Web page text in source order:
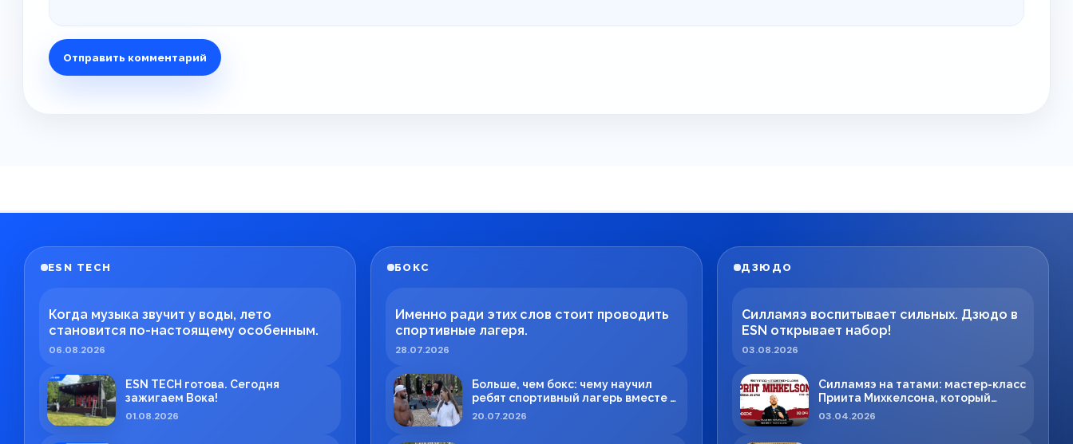
ESN TECH
Когда музыка звучит у воды, лето
становится по-настоящему особенным.
06.08.2026
ESN TECH готова. Сегодня
зажигаем Вока!
01.08.2026
БОКС
Именно ради этих слов стоит проводить
спортивные лагеря.
28.07.2026
Больше, чем бокс: чему научил
ребят спортивный лагерь вместе с
Максимом Вильде
20.07.2026
ДЗЮДО
Силламяэ воспитывает сильных. Дзюдо в
ESN открывает набор!
03.08.2026
Силламяэ на татами: мастер-класс
Приита Михкелсона, который
меняет правила игры в регионе
03.04.2026